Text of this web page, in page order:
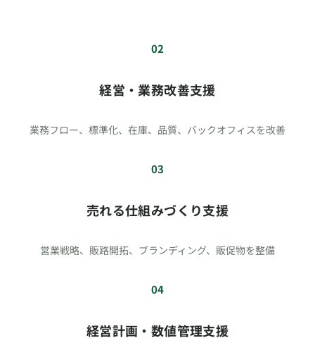
02
経営・業務改善支援
業務フロー、標準化、在庫、品質、バックオフィスを改善
03
売れる仕組みづくり支援
営業戦略、販路開拓、ブランディング、販促物を整備
04
経営計画・数値管理支援